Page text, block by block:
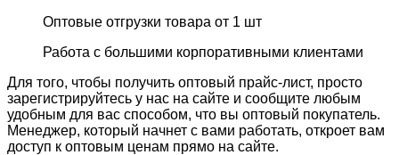
Оптовые отгрузки товара от 1 шт
Работа с большими корпоративными клиентами
Для того, чтобы получить оптовый прайс-лист, просто
зарегистрируйтесь у нас на сайте и сообщите любым
удобным для вас способом, что вы оптовый покупатель.
Менеджер, который начнет с вами работать, откроет вам
доступ к оптовым ценам прямо на сайте.